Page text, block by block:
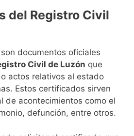
del Registro Civil
son documentos oficiales
Civil de Luzón que
actos relativos al estado
Estos certificados sirven
de acontecimientos como el
defunción, entre otros.